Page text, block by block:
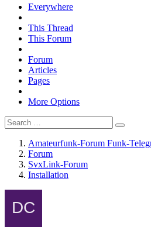
Everywhere
This Thread
This Forum
Forum
Articles
Pages
More Options
Amateurfunk-Forum Funk-
Forum
SvxLink-Forum
Installation